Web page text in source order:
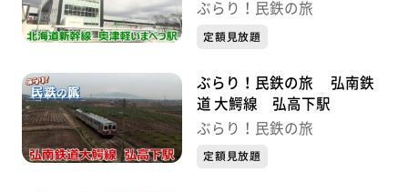
ぶらり！民鉄の旅
定額見放題
ぶらり！民鉄の旅 弘南鉄
道 大鰐線 弘高下駅
ぶらり！民鉄の旅
定額見放題